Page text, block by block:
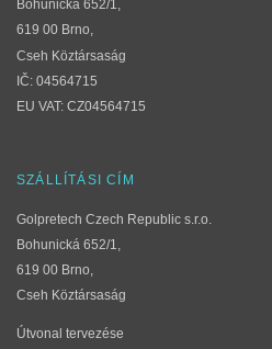
Bohunická 652/1,
619 00 Brno,
Cseh Köztársaság
IČ: 04564715
EU VAT: CZ04564715
SZÁLLÍTÁSI CÍM
Golpretech Czech Republic s.r.o.
Bohunická 652/1,
619 00 Brno,
Cseh Köztársaság
Útvonal tervezése